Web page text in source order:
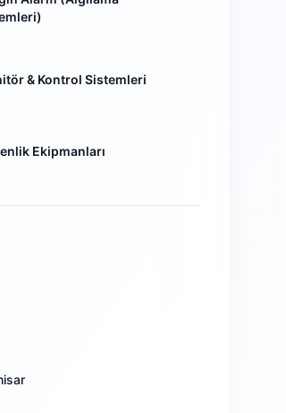
& Kontrol Sistemleri
Ekipmanları